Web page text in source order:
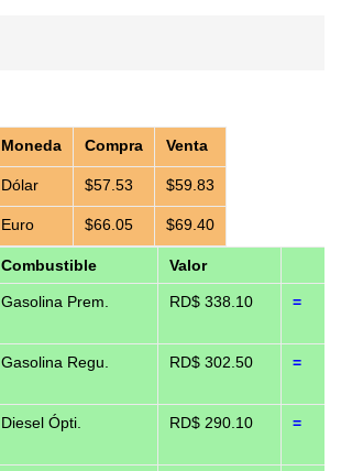
Moneda Compra Venta
Dólar $57.53 $59.83
Euro $66.05 $69.40
Combustible Valor
Gasolina Prem. RD$ 338.10 =
Gasolina Regu. RD$ 302.50 =
Diesel Ópti. RD$ 290.10 =